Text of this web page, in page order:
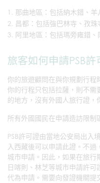
那曲地區：包括納木錯、羊
昌都：包括強巴林寺、孜珠
阿里地區：包括瑪旁雍錯、
旅客如何申請PSB許
你的旅遊顧問在與你規劃行程
你的行程只包括拉薩，則不需
的地方，沒有外國人旅行證，
所有外國國民在申請造訪限制
PSB許可證由當地公安局出入
入西藏後可以申請此證。不
城市申請。因此，如果在旅
日喀則、林芝等城市申請許
代為申請。需要向發證機關